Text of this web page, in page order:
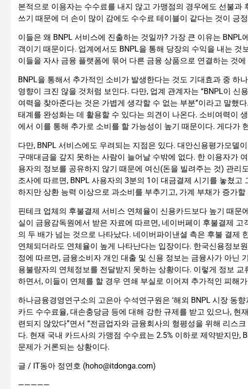
본적으로 이용자는 수수료를 내지 않고 가맹점의 경우에도 선불
쓰기 때문에 더 손이 많이 감에도 수수료 테이블이 같다는 것이 긍
이들은 왜 BNPL 서비스에 진출하는 것일까? 가장 큰 이유는
객이기 때문이다. 업계에서도 BNPL을 통해 당장의 수익을 내는
이들을 자사 금융 플랫폼에 묶어 다른 금융 상품으로 연결하는 것
BNPL을 통해서 추가적인 소비가 발생한다는 것도 기대효과 중 하
영향이 크진 않을 것처럼 보인다. 다만, 업계 관계자는 “BNPL이
여력을 찾아준다는 것은 가볍게 생각할 수 없는 부분”이라고 말했
태계를 완성화는 데 활용할 수 있다는 의견이 나온다. 소비여력이
에서 이를 통해 추가로 소비를 할 가능성이 높기 때문이다. 게다가
다만, BNPL 서비스에도 우려되는 지점은 있다. 대안신용평가모델
구매대금을 갚지 못하는 사람이 늘어날 수밖에 없다. 한 이용자가
용자의 정보를 공유하지 않기 때문에 여신(돈을 빌려주는 것) 관리
조사에 따르면, BNPL 사용자의 3분의 1이 대금결제 시기를 놓쳤
하지만 상환 능력 이상으로 과소비를 부추기고, 가계 부채가 증가
핀테크 업체의 후불결제 서비스 연체율이 신용카드보다 높기 때
실이 금융감독원에서 받은 자료에 따르면, 네이버페이 후불결제
의 두 배가 넘는 것으로 나타났다. 네이버파이낸셜 측은 후불 결제
연체되더라도 연체율이 높게 나타난다는 입장이다. 한국신용정보
정에 따르면, 금융소비자 개인 대출 및 신용 정보는 금융사가 아닌
용불량자의 연체정보를 전달받지 못하는 상황이다. 이렇게 정보
하면서, 이들이 연체를 할 경우 연쇄 부실로 이어져 추가적인 피해
하나금융경영연구소의 고은아 수석연구원은 ‘해외 BNPL 시장 동
카드 수수료율, 대손충당금 등에 대해 강한 규제를 받고 있으나,
련되지 않았다”면서 “전금업자와 금융회사의 형평성을 위해 리스
다. 현재 국내 카드사의 가맹점 수수료는 2.5% 이하로 제약받지만,
문제가 거론되는 상황이다.
글 / IT동아 정연호 (hoho@itdonga.com)
—————